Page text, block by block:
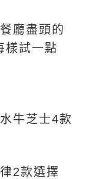
廳盡頭的
樣試一點
牛芝士4款
2款選擇